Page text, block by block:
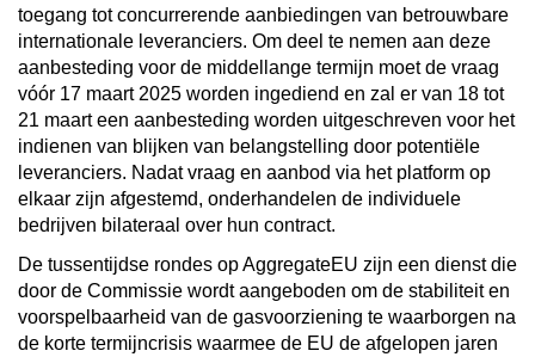
toegang tot concurrerende aanbiedingen van betrouwbare
internationale leveranciers. Om deel te nemen aan deze
aanbesteding voor de middellange termijn moet de vraag
vóór 17 maart 2025 worden ingediend en zal er van 18 tot
21 maart een aanbesteding worden uitgeschreven voor het
indienen van blijken van belangstelling door potentiële
leveranciers. Nadat vraag en aanbod via het platform op
elkaar zijn afgestemd, onderhandelen de individuele
bedrijven bilateraal over hun contract.
De tussentijdse rondes op AggregateEU zijn een dienst die
door de Commissie wordt aangeboden om de stabiliteit en
voorspelbaarheid van de gasvoorziening te waarborgen na
de korte termijncrisis waarmee de EU de afgelopen jaren